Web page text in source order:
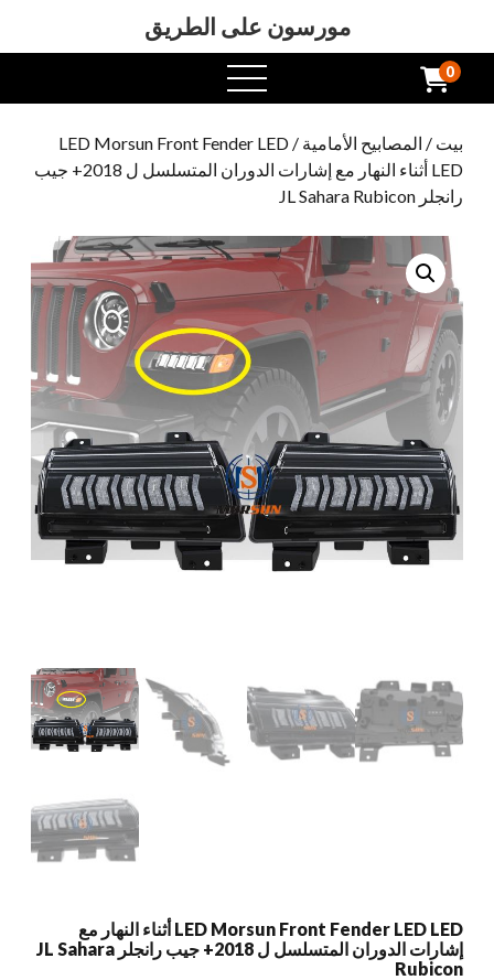
مورسون على الطريق
افتح
القائمة
0
بيت / المصابيح الأمامية
/ LED Morsun Front Fender LED
LED أثناء النهار مع إشارات الدوران المتسلسل ل 2018+ جيب
رانجلر JL Sahara Rubicon
LED Morsun Front Fender LED LED أثناء النهار مع
إشارات الدوران المتسلسل ل 2018+ جيب رانجلر JL Sahara
Rubicon